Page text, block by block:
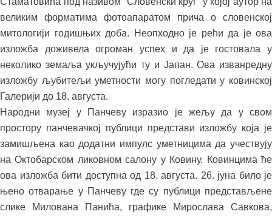
великим форматима фотоапаратом прича о словенској
митологији годишњих доба. Неопходно је рећи да је ова
изложба доживела огроман успех и да је гостовала у
неколико земаља укључујући ту и Јапан. Ова изванредну
изложбу љубитељи уметности могу погледати у ковинској
Галерији до 18. августа.
Народни музеј у Панчеву изразио је жељу да у свом
простору панчевачкој публици представи изложбу која је
замишљена као додатни импулс уметницима да учествују
на Октобарском ликовном салону у Ковину. Ковинцима ће
ова изложба бити доступна од 18. августа. 26. јуна било је
њено отварање у Панчеву где су публици представљене
слике Милована Панића, графике Мирослава Савкова,